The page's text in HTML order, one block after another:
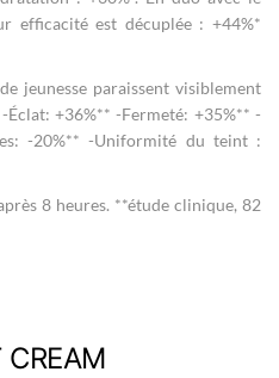
CREAM
efficacité est décuplée : +44%*
jeunesse paraissent visiblement
+36%**​ -Fermeté: +35%**​ -
-20%**​ -Uniformité du teint :
8 heures.​ **étude clinique, 82